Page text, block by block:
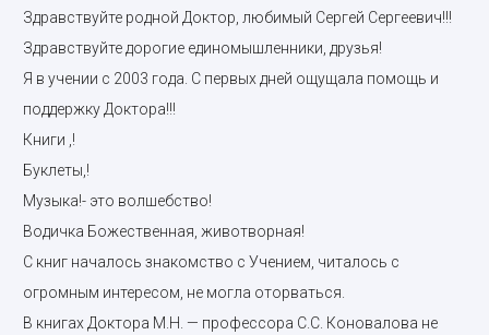
Здравствуйте родной Доктор, любимый Сергей Сергеевич!!!
Здравствуйте дорогие единомышленники, друзья!
Я в учении с 2003 года. С первых дней ощущала помощь и
поддержку Доктора!!!
Книги ,!
Буклеты,!
Музыка!- это волшебство!
Водичка Божественная, животворная!
С книг началось знакомство с Учением, читалось с
огромным интересом, не могла оторваться.
В книгах Доктора М.Н. — профессора С.С. Коновалова не